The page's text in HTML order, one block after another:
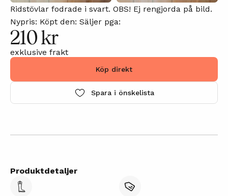
Ridstövlar fodrade i svart. OBS! Ej rengjorda på bild.
Nypris: Köpt den: Säljer pga:
210 kr
exklusive frakt
Köp direkt
Spara i önskelista
Produktdetaljer